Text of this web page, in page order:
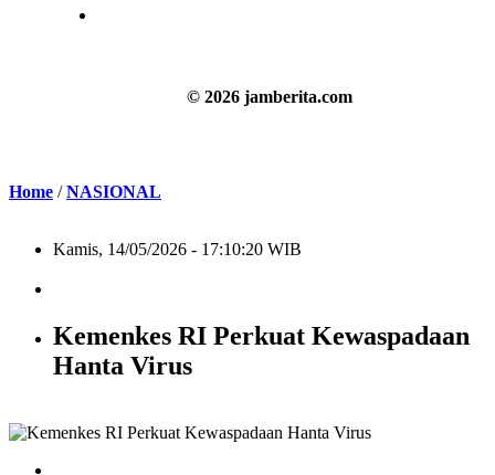
© 2026 jamberita.com
Home /NASIONAL
Kamis, 14/05/2026 - 17:10:20 WIB
Kemenkes RI Perkuat Kewaspadaan
Hanta Virus